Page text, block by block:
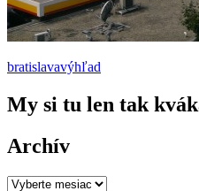
bratislavavýhľad
My si tu len tak
Archív
Archív